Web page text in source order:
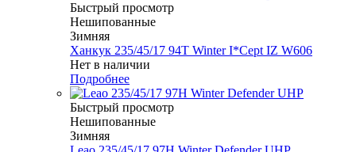
Быстрый просмотр
Нешипованные
Зимняя
Ханкук 235/45/17 94T Winter I*Cept IZ W606
Нет в наличии
Подробнее
Быстрый просмотр
Нешипованные
Зимняя